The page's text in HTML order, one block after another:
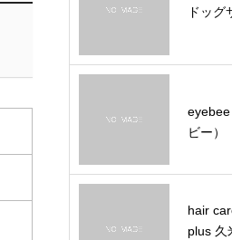
ドッグ
ビー）
hair
plus 久